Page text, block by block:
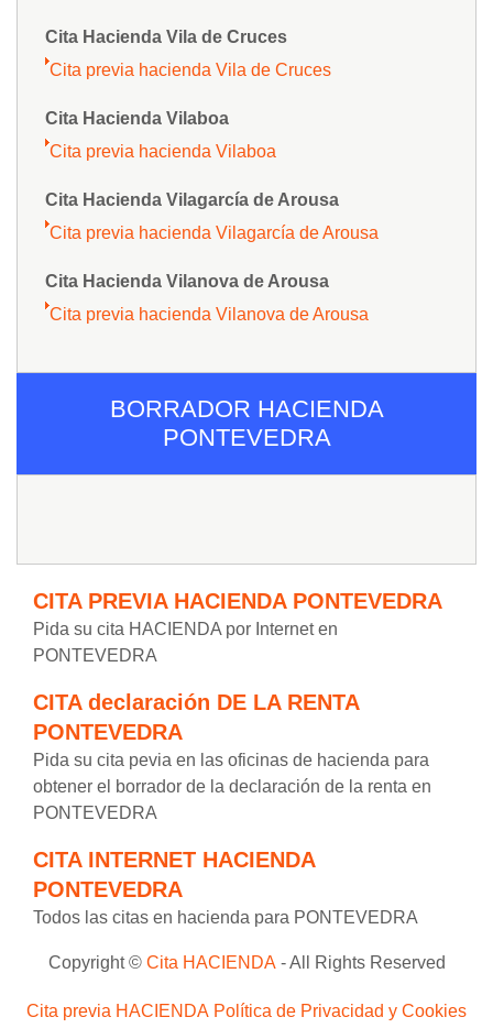
Cita Hacienda Vila de Cruces
Cita previa hacienda Vila de Cruces
Cita Hacienda Vilaboa
Cita previa hacienda Vilaboa
Cita Hacienda Vilagarcía de Arousa
Cita previa hacienda Vilagarcía de Arousa
Cita Hacienda Vilanova de Arousa
Cita previa hacienda Vilanova de Arousa
BORRADOR HACIENDA
PONTEVEDRA
CITA PREVIA HACIENDA PONTEVEDRA
Pida su cita HACIENDA por Internet en
PONTEVEDRA
CITA declaración DE LA RENTA
PONTEVEDRA
Pida su cita pevia en las oficinas de hacienda para
obtener el borrador de la declaración de la renta en
PONTEVEDRA
CITA INTERNET HACIENDA
PONTEVEDRA
Todos las citas en hacienda para PONTEVEDRA
Copyright © Cita HACIENDA- All Rights Reserved
Cita previa HACIENDA Política de Privacidad y Cookies